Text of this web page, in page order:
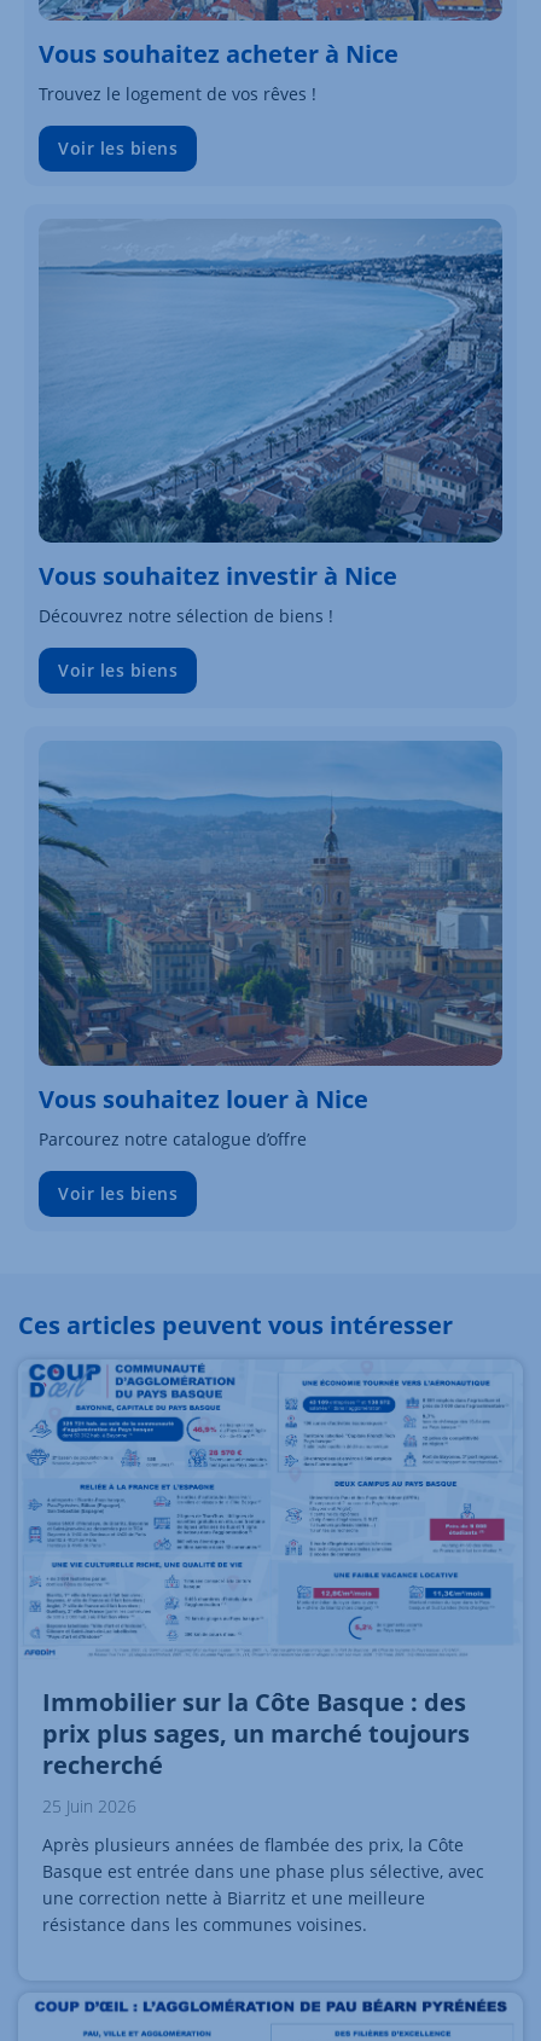
Vous souhaitez acheter à Nice
Trouvez le logement de vos rêves !
Voir les biens
Vous souhaitez investir à Nice
Découvrez notre sélection de biens !
Voir les biens
Vous souhaitez louer à Nice
Parcourez notre catalogue d’offre
Voir les biens
Ces articles peuvent vous intéresser
Immobilier sur la Côte Basque : des
prix plus sages, un marché toujours
recherché
25 Juin 2026
Après plusieurs années de flambée des prix, la Côte
Basque est entrée dans une phase plus sélective, avec
une correction nette à Biarritz et une meilleure
résistance dans les communes voisines.